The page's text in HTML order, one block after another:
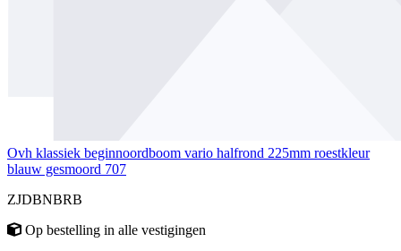
Ovh klassiek beginnoordboom vario halfrond 225mm roestkleur
blauw gesmoord 707
ZJDBNBRB
Op bestelling in alle vestigingen